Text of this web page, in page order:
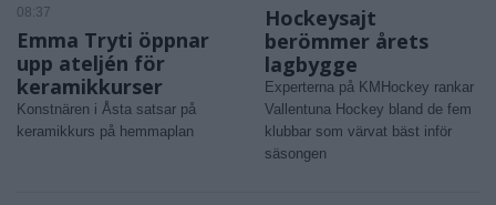
08:37
Emma Tryti öppnar
upp ateljén för
keramikkurser
Konstnären i Åsta satsar på
keramikkurs på hemmaplan
Hockeysajt
berömmer årets
lagbygge
Experterna på KMHockey rankar
Vallentuna Hockey bland de fem
klubbar som värvat bäst inför
säsongen